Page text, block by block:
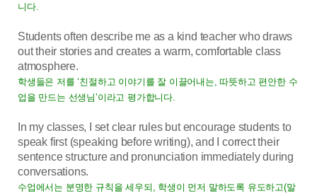
니다.
Students often describe me as a kind teacher who draws
out their stories and creates a warm, comfortable class
atmosphere.
학생들은 저를 ‘친절하고 이야기를 잘 이끌어내는, 따뜻하고 편안한 수
업을 만드는 선생님’이라고 평가합니다.
In my classes, I set clear rules but encourage students to
speak first (speaking before writing), and I correct their
sentence structure and pronunciation immediately during
conversations.
수업에서는 분명한 규칙을 세우되, 학생이 먼저 말하도록 유도하고(말